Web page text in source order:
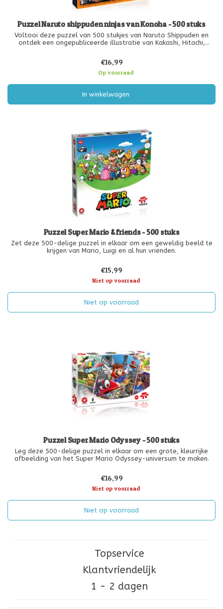
Puzzel Naruto shippuden ninjas van Konoha - 500 stuks
Voltooi deze puzzel van 500 stukjes van Naruto Shippuden en
ontdek een ongepubliceerde illustratie van Kakashi, Hitachi,
Afmetingen van de puzzel: 34x50cm.
€16,99
Op voorraad
In winkelwagen
Puzzel Super Mario & friends - 500 stuks
Zet deze 500-delige puzzel in elkaar om een geweldig beeld te
krijgen van Mario, Luigi en al hun vrienden.
€15,99
Niet op voorraad
Niet op voorraad
Puzzel Super Mario Odyssey - 500 stuks
Leg deze 500-delige puzzel in elkaar om een grote, kleurrijke
afbeelding van het Super Mario Odyssey-universum te maken.
€16,99
Niet op voorraad
Niet op voorraad
Topservice
Klantvriendelijk
1 - 2 dagen